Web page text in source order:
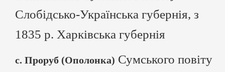
Слобідсько-Українська губернія, з
1835 р. Харківська губернія
с. Проруб (Ополонка) Сумського повіту